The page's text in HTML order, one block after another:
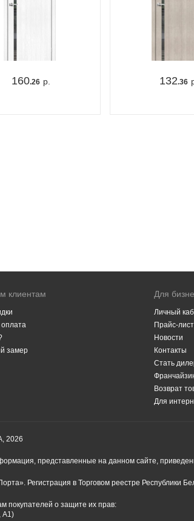
160.26 р. 132.36
клиентам
оплата
замер
Для
Личный
Прайс-
Новости
Контакты
Стать
Возврат
Для
2026
представленные на данном сайте,
Регистрация в Торговом реестре Республики
покупателей о защите их прав:
A1)